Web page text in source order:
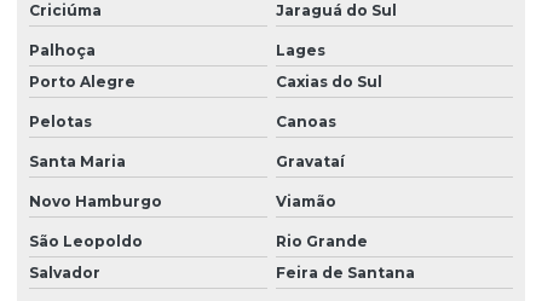
Criciúma Jaraguá do Sul
Palhoça
Lages
Porto Alegre
Caxias do Sul
Pelotas Canoas
Santa Maria Gravataí
Novo Hamburgo Viamão
São Leopoldo
Rio Grande
Salvador
Feira de Santana